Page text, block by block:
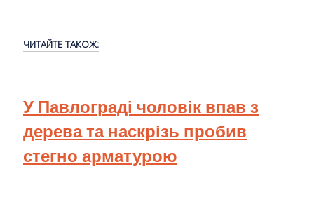
ЧИТАЙТЕ ТАКОЖ:
У Павлограді чоловік впав з
дерева та наскрізь пробив
стегно арматурою